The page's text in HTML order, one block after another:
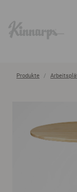
Produkte